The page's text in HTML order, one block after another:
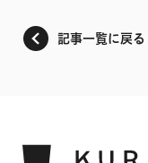
記事一覧に戻る